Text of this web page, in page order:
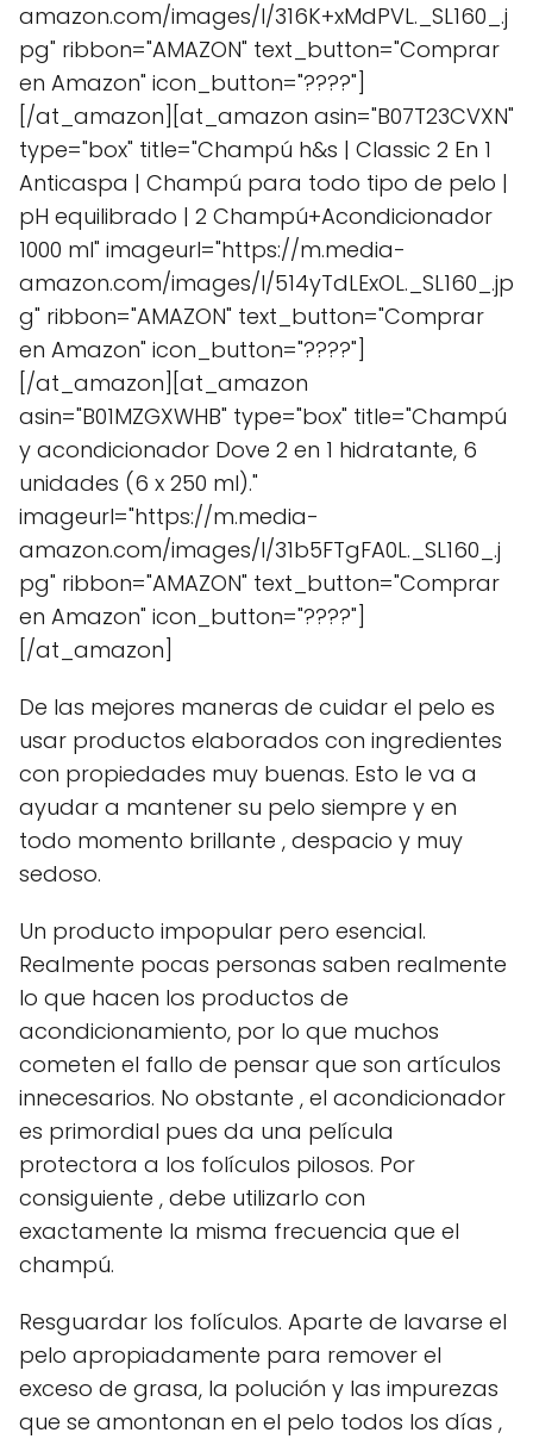
amazon.com/images/I/316K+xMdPVL._SL160_.j
pg" ribbon="AMAZON" text_button="Comprar
en Amazon" icon_button="????"]
[/at_amazon][at_amazon asin="B07T23CVXN"
type="box" title="Champú h&s | Classic 2 En 1
Anticaspa | Champú para todo tipo de pelo |
pH equilibrado | 2 Champú+Acondicionador
1000 ml" imageurl="https://m.media-
amazon.com/images/I/514yTdLExOL._SL160_.jp
g" ribbon="AMAZON" text_button="Comprar
en Amazon" icon_button="????"]
[/at_amazon][at_amazon
asin="B01MZGXWHB" type="box" title="Champú
y acondicionador Dove 2 en 1 hidratante, 6
unidades (6 x 250 ml)."
imageurl="https://m.media-
amazon.com/images/I/31b5FTgFA0L._SL160_.j
pg" ribbon="AMAZON" text_button="Comprar
en Amazon" icon_button="????"]
[/at_amazon]
De las mejores maneras de cuidar el pelo es
usar productos elaborados con ingredientes
con propiedades muy buenas. Esto le va a
ayudar a mantener su pelo siempre y en
todo momento brillante , despacio y muy
sedoso.
Un producto impopular pero esencial.
Realmente pocas personas saben realmente
lo que hacen los productos de
acondicionamiento, por lo que muchos
cometen el fallo de pensar que son artículos
innecesarios. No obstante , el acondicionador
es primordial pues da una película
protectora a los folículos pilosos. Por
consiguiente , debe utilizarlo con
exactamente la misma frecuencia que el
champú.
Resguardar los folículos. Aparte de lavarse el
pelo apropiadamente para remover el
exceso de grasa, la polución y las impurezas
que se amontonan en el pelo todos los días ,